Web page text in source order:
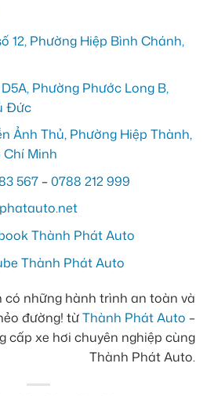
12, Phường Hiệp Bình Chánh,
Phường Phước Long B,
Đức
Ảnh Thủ, Phường Hiệp Thành,
Chí Minh
567 –0788 212 999
Thành Phát Auto
Thành Phát Auto
có những hành trình an toàn và
đường! từThành Phát Auto –
cấp xe hơi chuyên nghiệp cùng
Thành Phát Auto.